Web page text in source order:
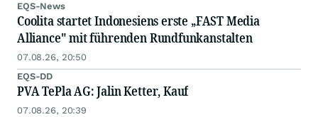
EQS-News
Coolita startet Indonesiens erste „FAST Media
Alliance" mit führenden Rundfunkanstalten
07.08.26, 20:50
EQS-DD
PVA TePla AG: Jalin Ketter, Kauf
07.08.26, 20:39